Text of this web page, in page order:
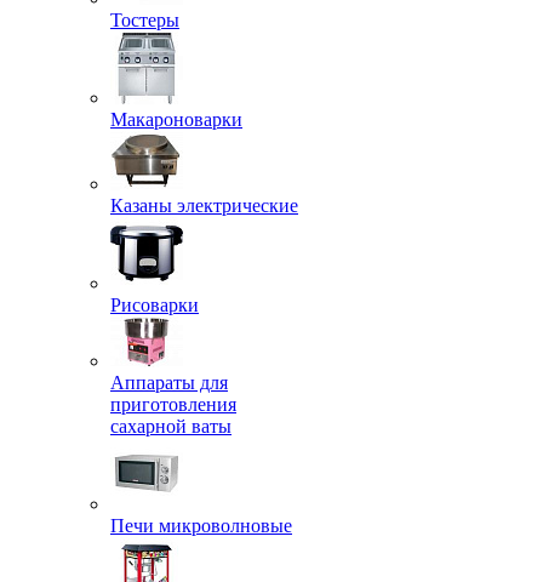
Тостеры
Макароноварки
Казаны электрические
Рисоварки
Аппараты для
приготовления
сахарной ваты
Печи микроволновые